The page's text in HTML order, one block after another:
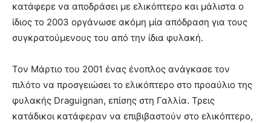
κατάφερε να αποδράσει με ελικόπτερο και μάλιστα ο
ίδιος το 2003 οργάνωσε ακόμη μία απόδραση για τους
συγκρατούμενους του από την ίδια φυλακή.
Τον Μάρτιο του 2001 ένας ένοπλος ανάγκασε τον
πιλότο να προσγειώσει το ελικόπτερο στο προαύλιο της
φυλακής Draguignan, επίσης στη Γαλλία. Τρεις
κατάδικοι κατάφεραν να επιβιβαστούν στο ελικόπτερο,